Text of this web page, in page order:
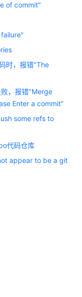
of commit"
时，报错"The
，报错"Merge
Enter a commit"
some refs to
代码仓库
appear to be a git